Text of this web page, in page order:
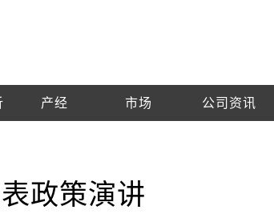
产经 市场 公司资讯
政策演讲